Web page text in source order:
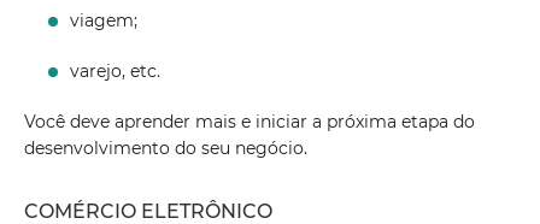
viagem;
varejo, etc.
Você deve aprender mais e iniciar a próxima etapa do
desenvolvimento do seu negócio.
COMÉRCIO ELETRÔNICO